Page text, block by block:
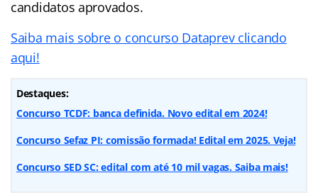
candidatos aprovados.
Saiba mais sobre o concurso Dataprev clicando
aqui!
Destaques:
Concurso TCDF: banca definida. Novo edital em 2024!
Concurso Sefaz PI: comissão formada! Edital em 2025. Veja!
Concurso SED SC: edital com até 10 mil vagas. Saiba mais!